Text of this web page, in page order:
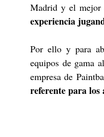
Madrid y el mejor
experiencia
Por ello y para
equipos de gama
empresa de
referente para los